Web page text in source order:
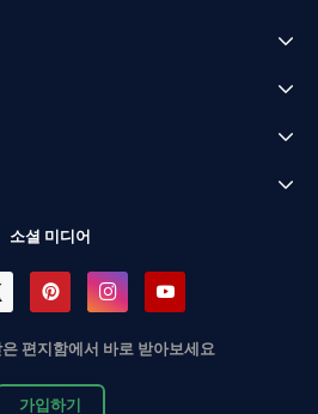
소셜 미디어
편지함에서 바로 받아보세요
가입하기